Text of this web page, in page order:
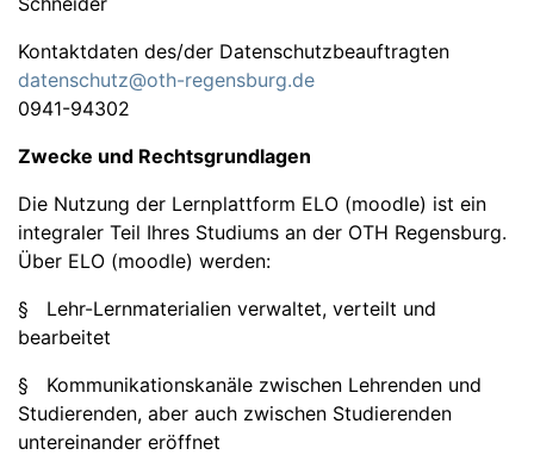
Kontaktdaten des/der Datenschutzbeauftragten
datenschutz@oth-regensburg.de
0941-94302
Zwecke und Rechtsgrundlagen
Die Nutzung der Lernplattform ELO (moodle) ist ein
integraler Teil Ihres Studiums an der OTH Regensburg.
Über ELO (moodle) werden:
§ Lehr-Lernmaterialien verwaltet, verteilt und
bearbeitet
§ Kommunikationskanäle zwischen Lehrenden und
Studierenden, aber auch zwischen Studierenden
untereinander eröffnet